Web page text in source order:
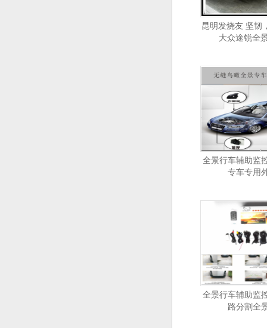
昆明发烧友 坚韧
大众途锐全
全景行车辅助监
专车专用
全景行车辅助监
路分割全